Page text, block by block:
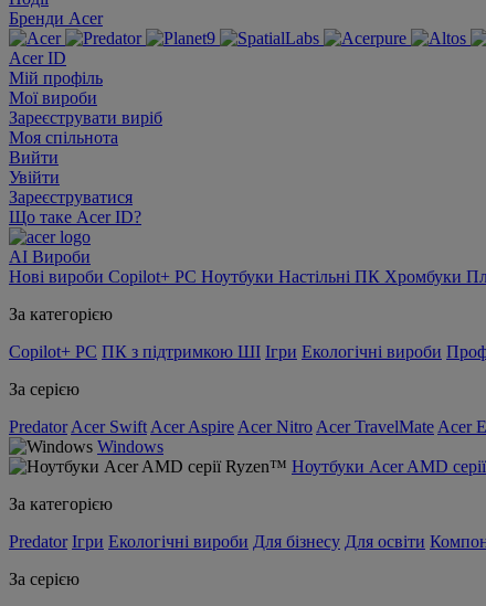
Бренди Acer
Acer ID
Мій профіль
Мої вироби
Зареєструвати виріб
Моя спільнота
Вийти
Увійти
Зареєструватися
Що таке Acer ID?
AI Вироби
Нові вироби Copilot+ PC Ноутбуки Настільні ПК Хромбуки
За категорією
Copilot+ PC ПК з підтримкою ШІ Ігри Екологічні вироби
За серією
Predator Acer Swift Acer Aspire Acer Nitro Acer TravelMate Acer
Windows
Ноутбуки Acer AMD
За категорією
Predator Ігри Екологічні вироби Для бізнесу Для освіти
За серією